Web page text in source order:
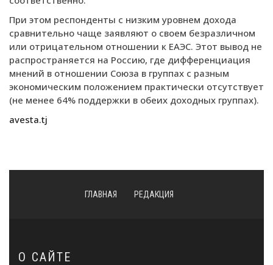
При этом респонденты с низким уровнем дохода
сравнительно чаще заявляют о своем безразличном
или отрицательном отношении к ЕАЭС. Этот вывод не
распространяется на Россию, где дифференциация
мнений в отношении Союза в группах с разным
экономическим положением практически отсутствует
(не менее 64% поддержки в обеих доходных группах).
avesta.tj
ГЛАВНАЯ РЕДАКЦИЯ
О САЙТЕ